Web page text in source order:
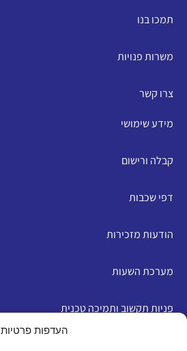
העדפות פרטיות
תמכו בנו
משרות פנויות
צרו קשר
מידע שימושי
קבלה ורישום
דפי שכבות
הודעות מזכירות
מערכת השעות
פניות תקשוב ותמיכה טכנית